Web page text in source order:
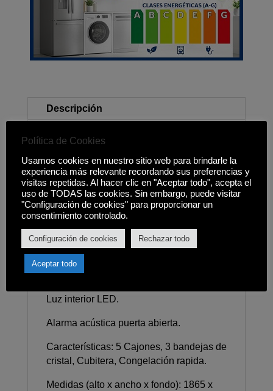
Descripción
Clasificación energética E
Dentro de un rango energético A ? G
Capacidad neta: 286L.
Consumo energético: 250kWh/a.
Tecnología: No Frost, Compresor
ProSmart Inverter.
Display electrónico en la puerta.
Luz interior LED.
Alarma acústica puerta abierta.
Características: 5 Cajones, 3 bandejas de
cristal, Cubitera, Congelación rapida.
Medidas (alto x ancho x fondo): 1865 x
Política de Cookies
Usamos cookies en nuestro sitio web para brindarle la
experiencia más relevante recordando sus preferencias y
visitas repetidas. Al hacer clic en "Aceptar todo", acepta el
uso de TODAS las cookies. Sin embargo, puede visitar
"Configuración de cookies" para proporcionar un
consentimiento controlado.
Configuración de cookies Rechazar todo
Aceptar todo